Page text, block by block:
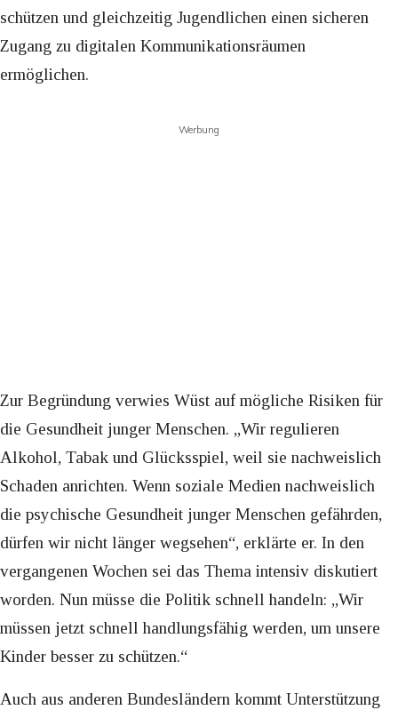
schützen und gleichzeitig Jugendlichen einen sicheren
Zugang zu digitalen Kommunikationsräumen
ermöglichen.
Werbung
Zur Begründung verwies Wüst auf mögliche Risiken für
die Gesundheit junger Menschen. „Wir regulieren
Alkohol, Tabak und Glücksspiel, weil sie nachweislich
Schaden anrichten. Wenn soziale Medien nachweislich
die psychische Gesundheit junger Menschen gefährden,
dürfen wir nicht länger wegsehen“, erklärte er. In den
vergangenen Wochen sei das Thema intensiv diskutiert
worden. Nun müsse die Politik schnell handeln: „Wir
müssen jetzt schnell handlungsfähig werden, um unsere
Kinder besser zu schützen.“
Auch aus anderen Bundesländern kommt Unterstützung